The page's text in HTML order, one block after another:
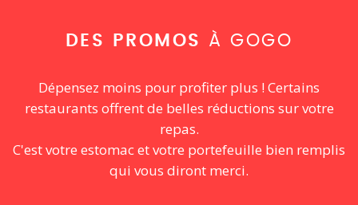
DES PROMOS À GOGO
Dépensez moins pour profiter plus ! Certains
restaurants offrent de belles réductions sur votre
repas.
C'est votre estomac et votre portefeuille bien remplis
qui vous diront merci.